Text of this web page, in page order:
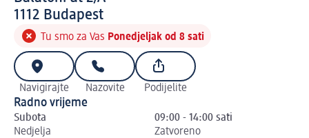
1 1 1 2
1112 Budapest
Tu smo za Vas Ponedjeljak od 8 sati
Navigirajte Nazovite Podijelite
Radno vrijeme
Subota
09:00 - 14:00 sati
Nedjelja
Zatvoreno